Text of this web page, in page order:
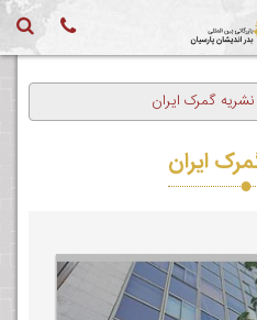
نشریه گمرک ایران
ایران